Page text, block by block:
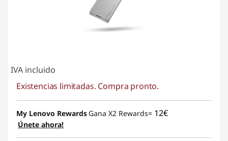
IVA incluido
Existencias limitadas. Compra pronto.
My Lenovo Rewards Gana X2 Rewards= 12€
Únete ahora!